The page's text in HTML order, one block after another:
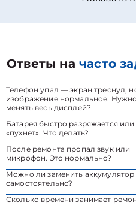
Ответы начасто
Телефон упал — экран треснул,
изображение нормальное.
менять весь дисплей?
Батарея быстро разряжается или
«пухнет». Что делать?
После ремонта пропал звук или
микрофон. Это нормально?
Можно ли заменить аккумулятор
самостоятельно?
Сколько времени занимает